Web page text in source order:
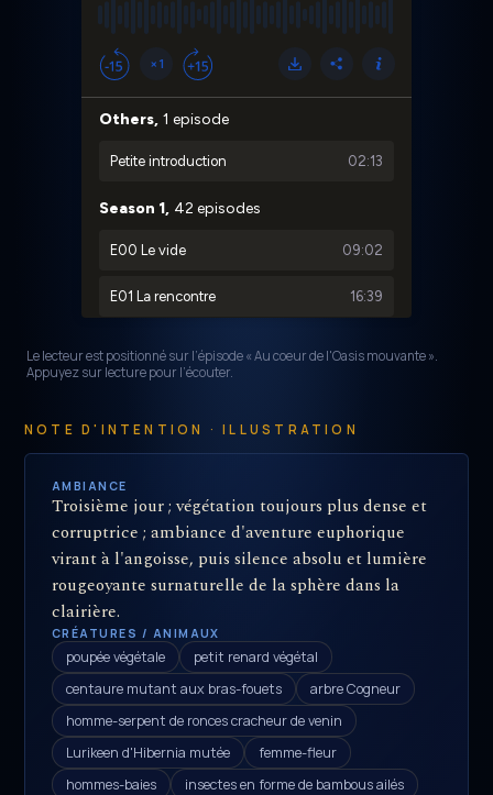
Le lecteur est positionné sur l’épisode « Au coeur de l'Oasis mouvante ».
Appuyez sur lecture pour l’écouter.
NOTE D'INTENTION · ILLUSTRATION
AMBIANCE
Troisième jour ; végétation toujours plus dense et
corruptrice ; ambiance d'aventure euphorique
virant à l'angoisse, puis silence absolu et lumière
rougeoyante surnaturelle de la sphère dans la
clairière.
CRÉATURES / ANIMAUX
poupée végétale
petit renard végétal
centaure mutant aux bras-fouets
arbre Cogneur
homme-serpent de ronces cracheur de venin
Lurikeen d'Hibernia mutée
femme-fleur
hommes-baies
insectes en forme de bambous ailés